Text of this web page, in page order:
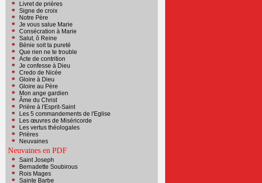
Livret de prières
Signe de croix
Notre Père
Je vous salue Marie
Consécration à Marie
Salut, ô Reine
Bénie soit ta pureté
Que rien ne te trouble
Acte de contrition
Je confesse à Dieu
Credo de Nicée
G loire à Dieu
Gloire au Père
Mon ange gardien
Âme du Christ
Prière à l'Esprit-Saint
Les 5 commandements de l'Eglise
Les œuvres de Miséricorde
Les vertus théologales
Prières
Neuvaines
Neuvaines en PDF
Saint Joseph
Bernadette Soubirous
Rois Mages
Sainte Barbe